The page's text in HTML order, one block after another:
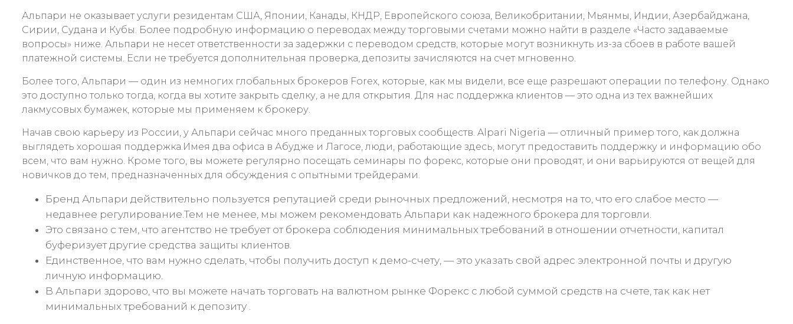
Альпари не оказывает услуги резидентам США, Японии, Канады, КНДР, Европейского союза, Великобритании, Мьянмы, Индии, Азербайджана,
Сирии, Судана и Кубы. Более подробную информацию о переводах между торговыми счетами можно найти в разделе «Часто задаваемые
вопросы» ниже. Альпари не несет ответственности за задержки с переводом средств, которые могут возникнуть из-за сбоев в работе вашей
платежной системы. Если не требуется дополнительная проверка, депозиты зачисляются на счет мгновенно.
Более того, Альпари — один из немногих глобальных брокеров Forex, которые, как мы видели, все еще разрешают операции по телефону. Однако
это доступно только тогда, когда вы хотите закрыть сделку, а не для открытия. Для нас поддержка клиентов — это одна из тех важнейших
лакмусовых бумажек, которые мы применяем к брокеру.
Начав свою карьеру из России, у Альпари сейчас много преданных торговых сообществ. Alpari Nigeria — отличный пример того, как должна
выглядеть хорошая поддержка.Имея два офиса в Абудже и Лагосе, люди, работающие здесь, могут предоставить поддержку и информацию обо
всем, что вам нужно. Кроме того, вы можете регулярно посещать семинары по форекс, которые они проводят, и они варьируются от вещей для
новичков до тем, предназначенных для обсуждения с опытными трейдерами.
Бренд Альпари действительно пользуется репутацией среди рыночных предложений, несмотря на то, что его слабое место —
недавнее регулирование.Тем не менее, мы можем рекомендовать Альпари как надежного брокера для торговли.
Это связано с тем, что агентство не требует от брокера соблюдения минимальных требований в отношении отчетности, капитал
буферизует другие средства защиты клиентов.
Единственное, что вам нужно сделать, чтобы получить доступ к демо-счету, — это указать свой адрес электронной почты и другую
личную информацию.
В Альпари здорово, что вы можете начать торговать на валютном рынке Форекс с любой суммой средств на счете, так как нет
минимальных требований к депозиту .